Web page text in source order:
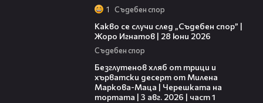
1 Съдебен спор
Какво се случи след „Съдебен спор” |
Жоро Игнатов | 28 юни 2026
Съдебен спор
Безглутенов хляб от трици и
хърватски десерт от Милена
Маркова-Маца | Черешката на
тортата | 3 авг. 2026 | част 1